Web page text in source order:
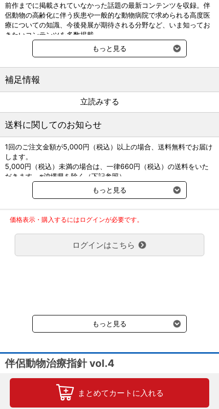
前作までに掲載されていなかった話題の最新コンテンツを収録。伴
侶動物の高齢化に伴う疾患や一般的な動物病院で求められる高度医
療についての知識、今後発展が期待される分野など、いま知ってお
きたいコンテンツを多数掲載。
■監修：石田卓夫（日本臨床獣医学フォーラム会長）
もっと見る
補足情報
立読みする
送料に関してのお知らせ
1回のご注文金額が5,000円（税込）以上の場合、送料無料でお届け
します。
5,000円（税込）未満の場合は、一律660円（税込）の送料をいた
だきます。※沖縄県を除く（下記参照）
※2017年11月14日（火）より沖縄県へのお届けにつきましては、1
回のご注文金額（税込）が、30,000円以上で配送無料となります。
ご了承のほどよろしくお願い致します。
弊社都合でお届けが２回以上に分かれる場合の送料負担は、１回分
のみで新たな送料は発生しません。
大型商品送料が必要な商品をご注文の場合は、大型商品送料のみご
負担頂きます。
受けます。
もっと見る
価格表示・購入するにはログインが必要です。
ログインはこちら
もっと見る
伴侶動物治療指針 vol.4
まとめてカートに入れる